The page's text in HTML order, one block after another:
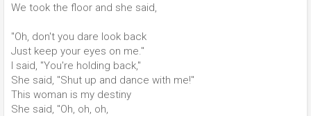
We took the floor and she said,
"Oh, don't you dare look back
Just keep your eyes on me."
I said, "You're holding back,"
She said, "Shut up and dance with me!"
This woman is my destiny
She said, "Oh, oh, oh,